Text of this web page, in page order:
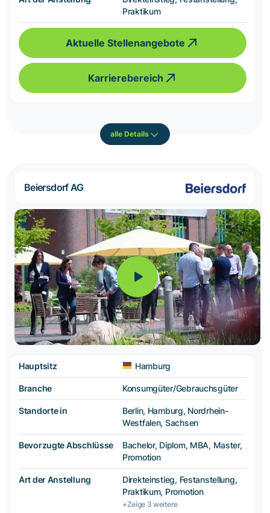
Praktikum
Aktuelle Stellenangebote
Karrierebereich
alle Details
Beiersdorf AG
Hauptsitz Hamburg
Branche Konsumgüter/Gebrauchsgüter
Standorte in
Berlin, Hamburg, Nordrhein-
Westfalen, Sachsen
Bevorzugte Abschlüsse
Bachelor, Diplom, MBA, Master,
Promotion
Art der Anstellung
Direkteinstieg, Festanstellung,
Praktikum, Promotion
+Zeige 3 weitere